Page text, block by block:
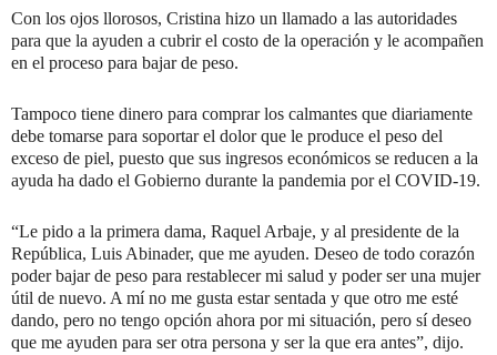
Con los ojos llorosos, Cristina hizo un llamado a las autoridades
para que la ayuden a cubrir el costo de la operación y le acompañen
en el proceso para bajar de peso.
Tampoco tiene dinero para comprar los calmantes que diariamente
debe tomarse para soportar el dolor que le produce el peso del
exceso de piel, puesto que sus ingresos económicos se reducen a la
ayuda ha dado el Gobierno durante la pandemia por el COVID-19.
“Le pido a la primera dama, Raquel Arbaje, y al presidente de la
República, Luis Abinader, que me ayuden. Deseo de todo corazón
poder bajar de peso para restablecer mi salud y poder ser una mujer
útil de nuevo. A mí no me gusta estar sentada y que otro me esté
dando, pero no tengo opción ahora por mi situación, pero sí deseo
que me ayuden para ser otra persona y ser la que era antes”, dijo.